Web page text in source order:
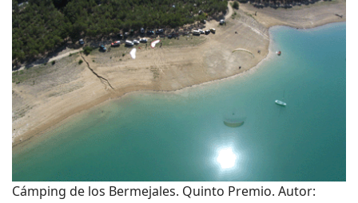
Cámping de los Bermejales. Quinto Premio. Autor: